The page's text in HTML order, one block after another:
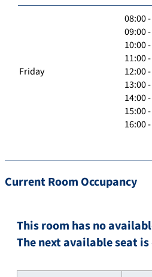
Friday
08:00
09:00
10:00
11:00
12:00
13:00
14:00
15:00
16:00
Current Room Occupancy
This room has no
The next available seat